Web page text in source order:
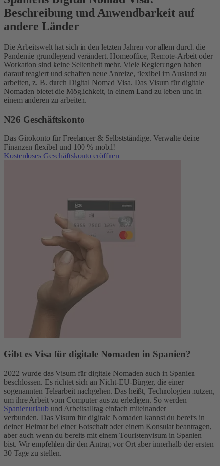
Beschreibung und Anwendbarkeit auf
andere Länder
Die Arbeitswelt hat sich in den letzten Jahren vor allem durch die
Pandemie grundlegend verändert. Homeoffice, Remote-Arbeit oder
Workation sind keine Seltenheit mehr. Viele Regierungen haben
darauf reagiert und schaffen neue Anreize, flexibel im Ausland zu
arbeiten, z. B. durch Digital Nomad Visa. Das Visum für digitale
Nomaden bietet die Möglichkeit, in einem Land zu leben und in
einem anderen zu arbeiten.
N26 Geschäftskonto
Das Girokonto für Freelancer & Selbstständige. Verwalte deine
Finanzen flexibel und 100 % mobil!
Kostenloses Geschäftskonto eröffnen
Gibt es Visa für digitale Nomaden in Spanien?
2022 wurde das Visum für digitale Nomaden auch in Spanien
beschlossen. Es richtet sich an Nicht-EU-Bürger, die einer
sogenannten Telearbeit nachgehen. Das heißt, Technologien nutzen,
um ihre Arbeit vom Computer aus zu erledigen. So werden
Spanienurlaub und Arbeitsalltag einfach miteinander
verbunden. Das Visum für digitale Nomaden kannst du bereits in
deiner Heimat bei einer Botschaft oder einem Konsulat beantragen,
aber auch wenn du bereits mit einem Touristenvisum in Spanien
bist. Wir empfehlen dir den Antrag vor Ort aber innerhalb der ersten
30 Tage zu stellen.